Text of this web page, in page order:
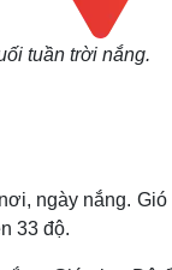
tuần trời nắng.
ngày nắng.
33 độ.